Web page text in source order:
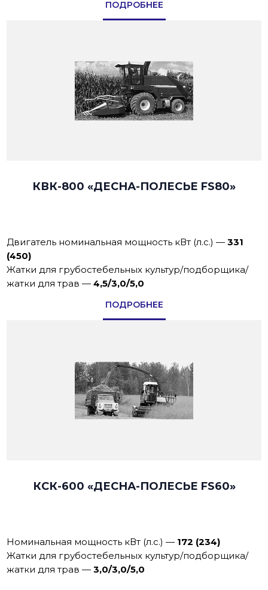
ПОДРОБНЕЕ
КВК-800 «ДЕСНА-ПОЛЕСЬЕ FS80»
Двигатель номинальная мощность кВт (л.с.) —331
(450)
Жатки для грубостебельных культур/подборщика/
жатки для трав —4,5/3,0/5,0
ПОДРОБНЕЕ
КСК-600 «ДЕСНА-ПОЛЕСЬЕ FS60»
Номинальная мощность кВт (л.с.) — 172 (234)
Жатки для грубостебельных культур/подборщика/
жатки для трав —3,0/3,0/5,0